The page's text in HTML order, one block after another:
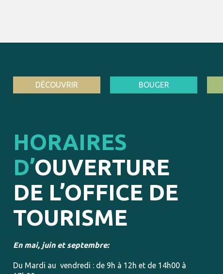
DÉCOUVRIR BOUGER
HORAIRES
D’OUVERTURE
DE L’OFFICE DE
TOURISME
En mai, juin et septembre:
Du Mardi au vendredi : de 9h à 12h et de 14h00 à